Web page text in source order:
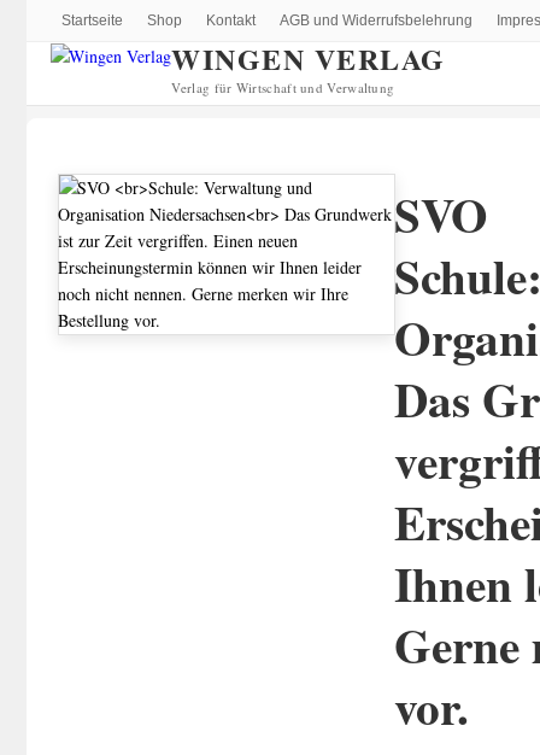
WINGEN VERLAG
Verlag für Wirtschaft und Verwaltung
Startseite Shop Kontakt AGB und Widerrufsbelehrung
SVO
Das
Ihnen
Gerne
vor.